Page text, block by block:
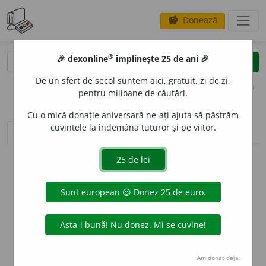
savings Donează
clear
opțiuni
sinteza definițiilor (1) definiții (7) conjugări
info
Aceste definiții sunt compilate de
echipa dexonline. Definițiile
originale se află pe filadefiniții.
preferințe
🎉 dexonline® împlinește 25 de ani 🎉
De un sfert de secol suntem aici, gratuit, zi de zi,
pentru milioane de căutări.
Cu o mică donație aniversară ne-ați ajuta să păstrăm
cuvintele la îndemâna tuturor și pe viitor.
Am donat deja.